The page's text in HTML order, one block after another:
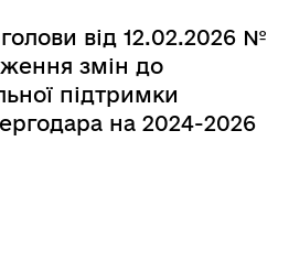
від 12.02.2026 №
змін до
підтримки
на 2024-2026